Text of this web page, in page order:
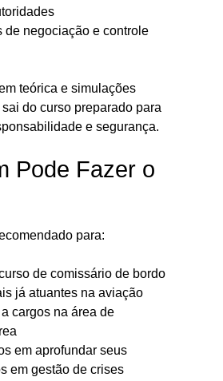
de negociação e controle
teórica e simulações
do curso preparado para
e segurança.
Pode Fazer o
para:
de comissário de bordo
já atuantes na aviação
cargos na área de
em aprofundar seus
em gestão de crises